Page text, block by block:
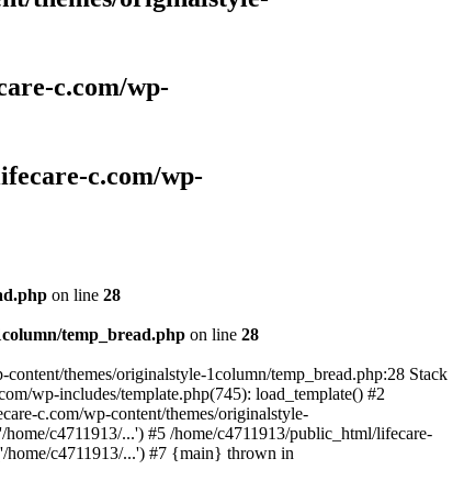
c.com/wp-
c.com/wp-
on line 28
temp_bread.php on line 28
themes/originalstyle-1column/temp_bread.php:28 Stack
wp-includes/template.php(745): load_template() #2
c.com/wp-content/themes/originalstyle-
c4711913/...') #5 /home/c4711913/public_html/lifecare-
home/c4711913/...') #7 {main} thrown in